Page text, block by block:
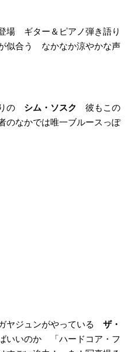
場 ギター＆ピアノ弾き語り
似合う なかなか涼やかな声
の シム・ソスク
彼もこの
なかでは唯一ブルースっぽ
ヤジュンがやっている ザ・
いいのか 「ハードコア・フ